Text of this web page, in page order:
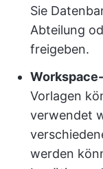
Sie
Abteilung
freigeben.
Vorlagen
verwendet
werden